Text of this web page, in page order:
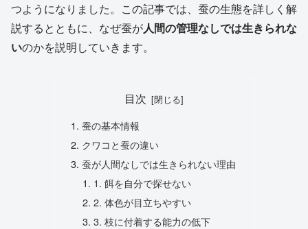
つようになりました。この記事では、蚕の生態を詳しく解
説するとともに、なぜ蚕が人間の管理なしでは生きられな
いのかを説明していきます。
目次
蚕の基本情報
クワコと蚕の違い
蚕が人間なしでは生きられない理由
1. 餌を自分で探せない
2. 体色が目立ちやすい
3. 枝に付着する能力の低下